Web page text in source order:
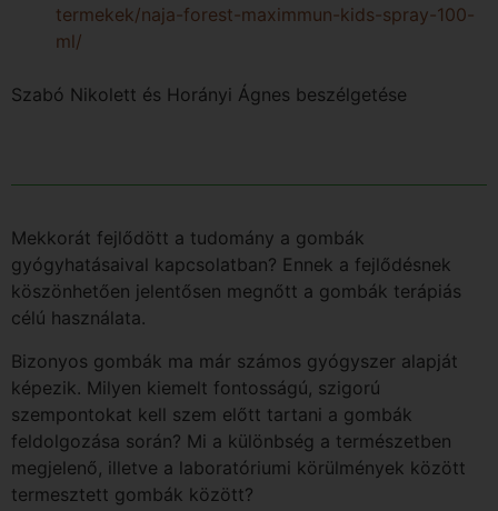
termekek/naja-forest-maximmun-kids-spray-100-
ml/
Szabó Nikolett és Horányi Ágnes beszélgetése
Mekkorát fejlődött a tudomány a gombák
gyógyhatásaival kapcsolatban? Ennek a fejlődésnek
köszönhetően jelentősen megnőtt a gombák terápiás
célú használata.
Bizonyos gombák ma már számos gyógyszer alapját
képezik. Milyen kiemelt fontosságú, szigorú
szempontokat kell szem előtt tartani a gombák
feldolgozása során? Mi a különbség a természetben
megjelenő, illetve a laboratóriumi körülmények között
termesztett gombák között?